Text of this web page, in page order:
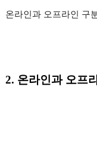
온라인과 오프라인 구
2. 온라인과 오프